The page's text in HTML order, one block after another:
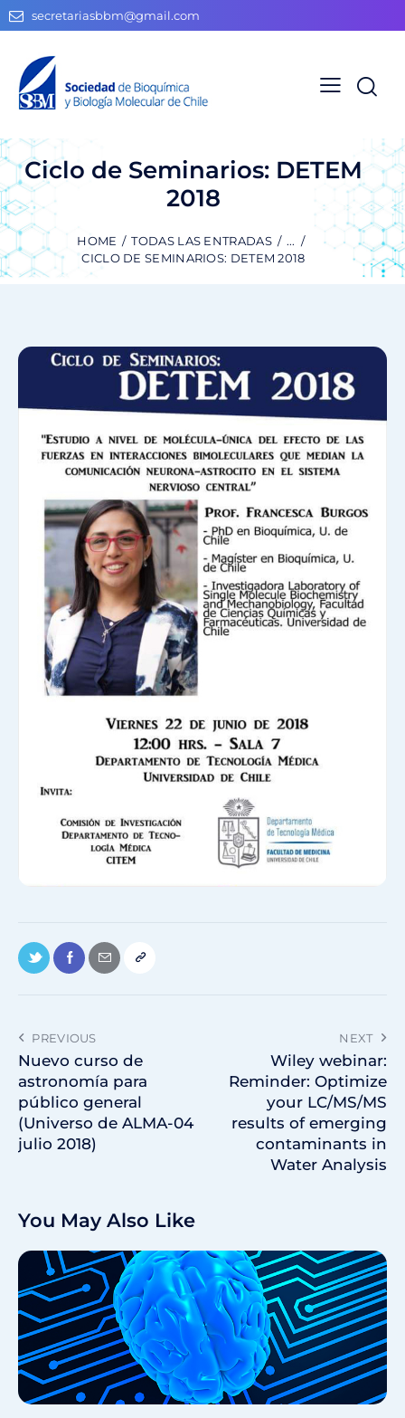
secretariasbbm@gmail.com
Ciclo de Seminarios: DETEM
2018
HOME TODAS LAS ENTRADAS
...
CICLO DE SEMINARIOS: DETEM 2018
PREVIOUS
Nuevo curso de
astronomía para
público general
(Universo de ALMA-04
julio 2018)
NEXT
Wiley webinar:
Reminder: Optimize
your LC/MS/MS
results of emerging
contaminants in
Water Analysis
You May Also Like